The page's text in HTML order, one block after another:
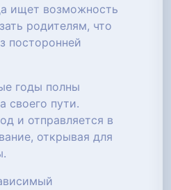
ищет возможность
родителям, что
посторонней
годы полны
своего пути.
и отправляется в
открывая для